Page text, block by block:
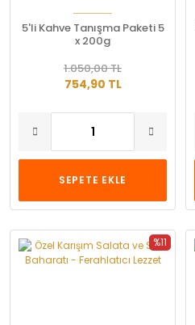
5'li Kahve Tanışma Paketi 5
x 200g
754,90 TL
1.050,00 TL
SEPETE EKLE
%11